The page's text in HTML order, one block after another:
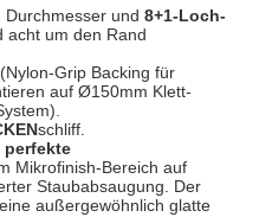
und 8+1-Loch-
acht um den Rand
Grip Backing für
auf Ø150mm Klett-
schliff.
perfekte
Mikrofinish-Bereich auf
Staubabsaugung. Der
außergewöhnlich glatte